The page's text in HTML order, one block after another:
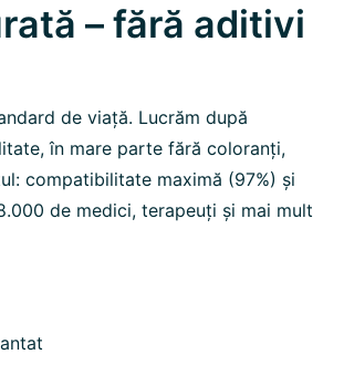
– fără aditivi
de viață. Lucrăm după
în mare parte fără coloranți,
compatibilitate maximă (97%) și
de medici, terapeuți și mai mult